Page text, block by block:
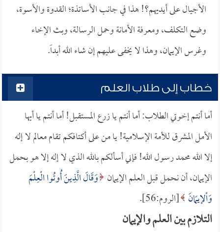
الأجيال على أيديهم؟! هذا في جانب الأساتذة؛ القدوة والأسوة،
وضع التكلف، ومعرفة الأمانة وحمل الرسالة، وبث الإخاء
وغرس الإيمان، وهذا لا يخفى عليهم إن شاء الله أبداً.
خطاب إلى طلاب العلم
أما أنتم إخوتي الطلاب: أما أنتم يا زرع المستقبل! أما أنتم يا أيها
الأمل المشرق للأمة الإسلامية! يا من على أكتافكم تقام معالم لا إله
إلا الله محمد رسول الله! فإني أسألكم بالله الذي لا إله إلا هو بحمل
الإيمان، أن نحمل قبل العلم الإيمان وَقَالَ الَّذِينَ أُوتُوا الْعِلْمَ
وَاْلإيمَانَ [الروم:56].
التلازم بين العلم والإيمان